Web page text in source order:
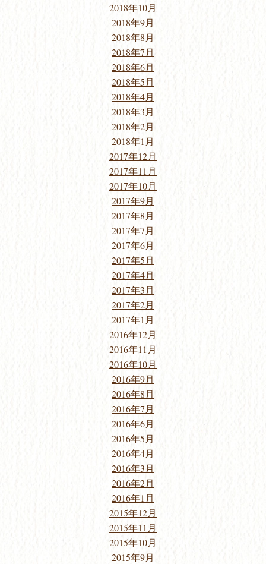
2018年10月
2018年9月
2018年8月
2018年7月
2018年6月
2018年5月
2018年4月
2018年3月
2018年2月
2018年1月
2017年12月
2017年11月
2017年10月
2017年9月
2017年8月
2017年7月
2017年6月
2017年5月
2017年4月
2017年3月
2017年2月
2017年1月
2016年12月
2016年11月
2016年10月
2016年9月
2016年8月
2016年7月
2016年6月
2016年5月
2016年4月
2016年3月
2016年2月
2016年1月
2015年12月
2015年11月
2015年10月
2015年9月